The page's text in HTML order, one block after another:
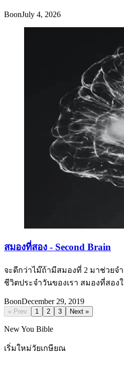
BoonJuly 4, 2026
สมองที่สอง - Second Brain
จะดีกว่าไม๊ถ้ามีสมองที่ 2 มาช่วยจ
ชีวิตประจำวันของเรา สมองที่สอ
BoonDecember 29, 2019
« Prev 1 2 3 Next »
New You Bible
เริ่มใหม่วัยเกษียณ